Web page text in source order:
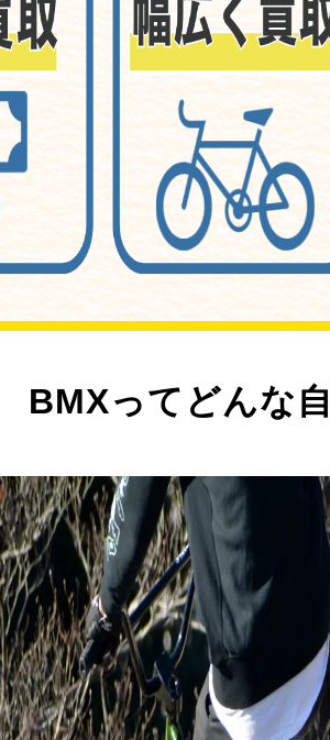
BMXってどんな